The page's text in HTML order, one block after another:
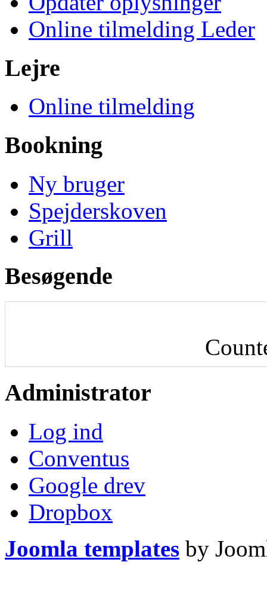
Online tilmelding Leder
Lejre
Online tilmelding
Bookning
Ny bruger
Spejderskoven
Grill
Besøgende
Administrator
Log ind
Conventus
Google drev
Dropbox
Joomla templates by